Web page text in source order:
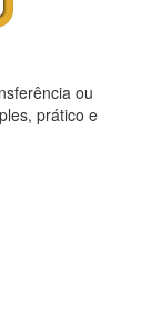
ou
prático e